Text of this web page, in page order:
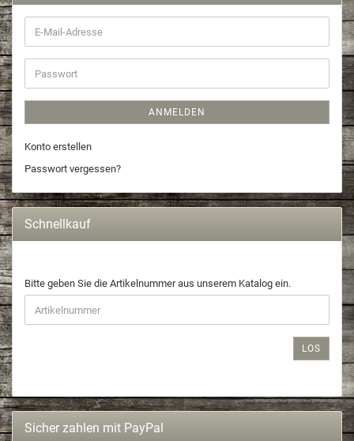
ANMELDEN
Konto erstellen
Passwort vergessen?
Schnellkauf
Bitte geben Sie die Artikelnummer aus unserem Katalog ein.
LOS
Sicher zahlen mit PayPal